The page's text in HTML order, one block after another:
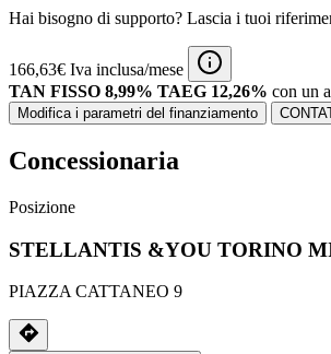
Hai bisogno di supporto? Lascia i tuoi
166,63€ Iva inclusa/mese
TAN FISSO 8,99% TAEG 12,26% con un
Modifica i parametri del finanziamento
Concessionaria
Posizione
STELLANTIS &YOU TORINO
PIAZZA CATTANEO 9